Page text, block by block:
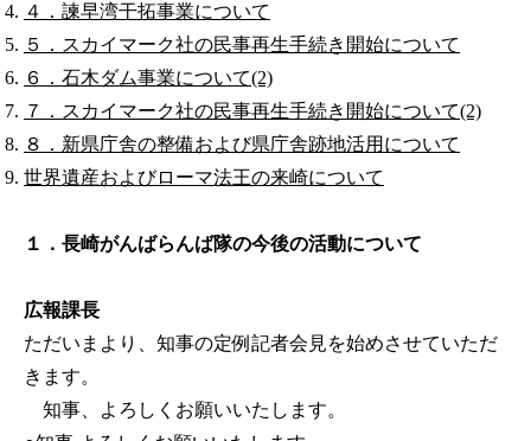
４．諫早湾干拓事業について
５．スカイマーク社の民事再生手続き開始について
６．石木ダム事業について(2)
７．スカイマーク社の民事再生手続き開始について(2)
８．新県庁舎の整備および県庁舎跡地活用について
世界遺産およびローマ法王の来崎について
１．長崎がんばらんば隊の今後の活動について
広報課長
ただいまより、知事の定例記者会見を始めさせていただ
きます。
知事、よろしくお願いいたします。